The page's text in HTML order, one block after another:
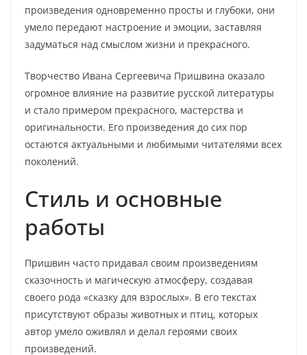
произведения одновременно просты и глубоки, они
умело передают настроение и эмоции, заставляя
задуматься над смыслом жизни и прекрасного.
Творчество Ивана Сергеевича Пришвина оказало
огромное влияние на развитие русской литературы
и стало примером прекрасного, мастерства и
оригинальности. Его произведения до сих пор
остаются актуальными и любимыми читателями всех
поколений.
Стиль и основные
работы
Пришвин часто придавал своим произведениям
сказочность и магическую атмосферу, создавая
своего рода «сказку для взрослых». В его текстах
присутствуют образы животных и птиц, которых
автор умело оживлял и делал героями своих
произведений.